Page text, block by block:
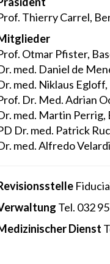
Thierry Carrel,
Otmar Pfister,
med. Daniel de
med. Niklaus
Dr. Med. Adrian
med. Martin Perrig,
Dr. med. Patrick
med. Alfredo
Tel. 032
Dienst